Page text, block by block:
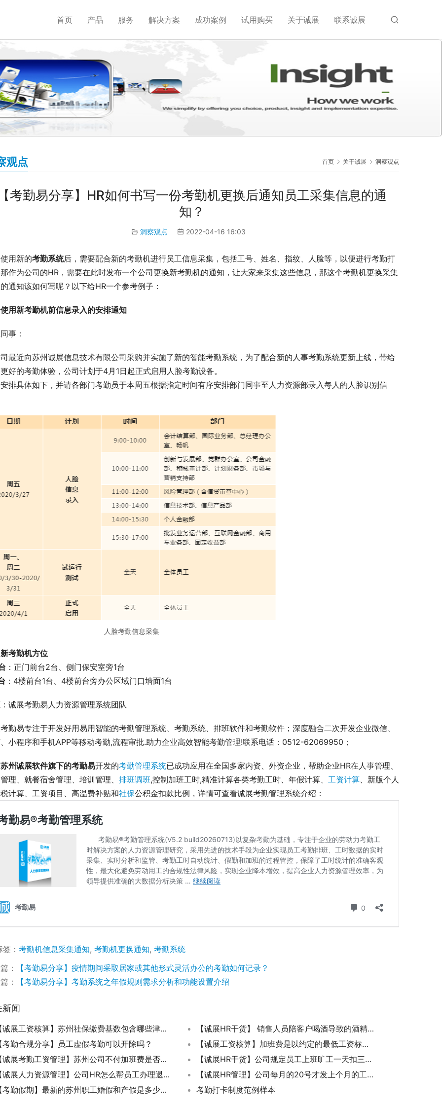
首页 产品 服务 解决方案 成功案例 试用购买 关于诚展 联系诚展
首页 关于诚展 洞察观点
观点
考勤易分享】HR如何书写一份考勤机更换后通知员工采集信息的通
知？
洞察观点 2022-04-16 16:03
用新的考勤系统后，需要配合新的考勤机进行员工信息采集，包括工号、姓名、指纹、人脸等，以便进行考勤打
作为公司的HR，需要在此时发布一个公司更换新考勤机的通知，让大家来采集这些信息，那这个考勤机更换采集
通知该如何写呢？以下给HR一个参考例子：
用新考勤机前信息录入的安排通知
事：
最近向苏州诚展信息技术有限公司采购并实施了新的智能考勤系统，为了配合新的人事考勤系统更新上线，带给
好的考勤体验，公司计划于4月1日起正式启用人脸考勤设备。
排具体如下，并请各部门考勤员于本周五根据指定时间有序安排部门同事至人力资源部录入每人的人脸识别信
人脸考勤信息采集
考勤机方位
：正门前台2台、侧门保安室旁1台
：4楼前台1台、4楼前台旁办公区域门口墙面1台
诚展考勤易人力资源管理系统团队
勤易专注于开发好用易用智能的考勤管理系统、考勤系统、排班软件和考勤软件；深度融合二次开发企业微信、
小程序和手机APP等移动考勤,流程审批.助力企业高效智能考勤管理!联系电话：0512-62069950；
苏州诚展软件旗下的考勤易开发的考勤管理系统已成功应用在全国多家内资、外资企业，帮助企业HR在人事管理、
理、就餐宿舍管理、培训管理、 排班调班,控制加班工时,精准计算各类考勤工时、年假计算、 工资计算 、新版个人
计算、工资项目、高温费补贴和社保公积金扣款比例，详情可查看诚展考勤管理系统介绍：
： 考勤机信息采集通知, 考勤机更换通知, 考勤系统
：
【考勤易分享】疫情期间采取居家或其他形式灵活办公的考勤如何记录？
：
【考勤易分享】考勤系统之年假规则需求分析和功能设置介绍
新闻
【诚展工资核算】苏州社保缴费基数包含哪些津贴？
【诚展HR干货】 销售人员陪客户喝酒导致的酒精中毒属于工伤吗？
考勤合规分享】员工虚假考勤可以开除吗？
【诚展工资核算】加班费是以约定的最低工资标准计算还是以月平均工资计算？
【诚展考勤工资管理】苏州公司不付加班费是否合法和如何举报？
【诚展HR干货】公司规定员工上班旷工一天扣三天工资是否合法？
【诚展人力资源管理】公司HR怎么帮员工办理退休手续？
【诚展HR管理】公司每月的20号才发上个月的工资,是否符合法律法规规定？
【考勤假期】最新的苏州职工婚假和产假是多少天？
考勤打卡制度范例样本